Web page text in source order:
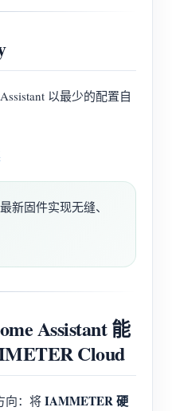
以最少的配置自
新固件实现无缝、
Assistant 能
Cloud
向：将 IAMMETER 硬